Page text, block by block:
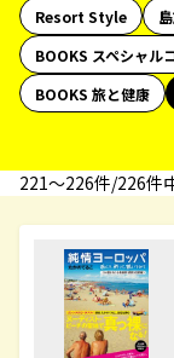
Resort Style
BOOKS スペシャル
BOOKS 旅と健康
221〜226件/226件